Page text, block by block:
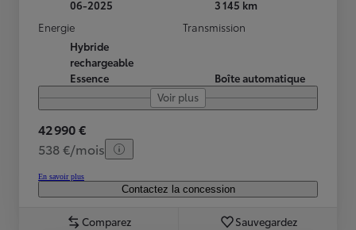
06-2025
3 145 km
Energie
Hybride
rechargeable
Essence
Transmission
Boîte automatique
Voir plus
42 990 €
538 €/mois
En savoir plus
Contactez la concession
Comparez Sauvegardez